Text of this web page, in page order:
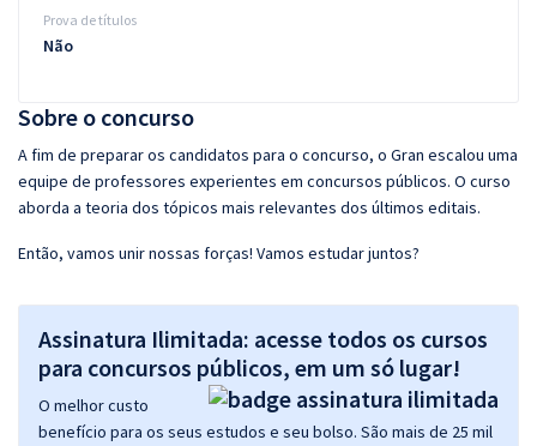
Sobre o concurso
A fim de preparar os candidatos para o concurso, o Gran escalou uma
equipe de professores experientes em concursos públicos. O curso
aborda a teoria dos tópicos mais relevantes dos últimos editais.
Então, vamos unir nossas forças! Vamos estudar juntos?
Assinatura Ilimitada: acesse todos os cursos
para concursos públicos, em um só lugar!
O melhor custo
benefício para os seus estudos e seu bolso. São mais de 25 mil
Prova de títulos
Não